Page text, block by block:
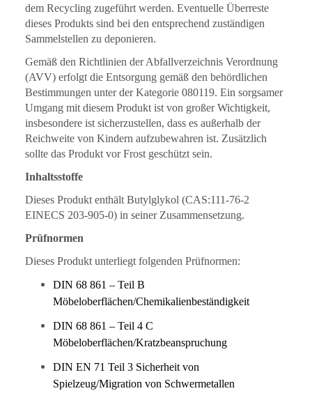
dem Recycling zugeführt werden. Eventuelle Überreste
dieses Produkts sind bei den entsprechend zuständigen
Sammelstellen zu deponieren.
Gemäß den Richtlinien der Abfallverzeichnis Verordnung
(AVV) erfolgt die Entsorgung gemäß den behördlichen
Bestimmungen unter der Kategorie 080119. Ein sorgsamer
Umgang mit diesem Produkt ist von großer Wichtigkeit,
insbesondere ist sicherzustellen, dass es außerhalb der
Reichweite von Kindern aufzubewahren ist. Zusätzlich
sollte das Produkt vor Frost geschützt sein.
Inhaltsstoffe
Dieses Produkt enthält Butylglykol (CAS:111-76-2
EINECS 203-905-0) in seiner Zusammensetzung.
Prüfnormen
Dieses Produkt unterliegt folgenden Prüfnormen:
DIN 68 861 – Teil B
Möbeloberflächen/Chemikalienbeständigkeit
DIN 68 861 – Teil 4 C
Möbeloberflächen/Kratzbeanspruchung
DIN EN 71 Teil 3 Sicherheit von
Spielzeug/Migration von Schwermetallen